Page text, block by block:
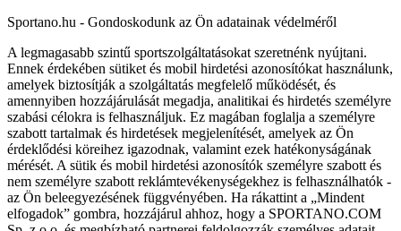
Sportano.hu - Gondoskodunk az Ön adatainak védelméről
A legmagasabb szintű sportszolgáltatásokat szeretnénk nyújtani.
Ennek érdekében sütiket és mobil hirdetési azonosítókat használunk,
amelyek biztosítják a szolgáltatás megfelelő működését, és
amennyiben hozzájárulását megadja, analitikai és hirdetés személyre
szabási célokra is felhasználjuk. Ez magában foglalja a személyre
szabott tartalmak és hirdetések megjelenítését, amelyek az Ön
érdeklődési köreihez igazodnak, valamint ezek hatékonyságának
mérését. A sütik és mobil hirdetési azonosítók személyre szabott és
nem személyre szabott reklámtevékenységekhez is felhasználhatók -
az Ön beleegyezésének függvényében. Ha rákattint a „Mindent
elfogadok” gombra, hozzájárul ahhoz, hogy a SPORTANO.COM